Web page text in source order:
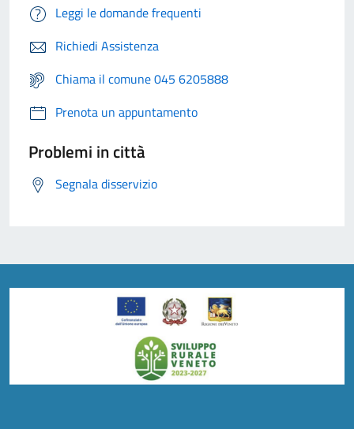
Leggi le domande frequenti
Richiedi Assistenza
Chiama il comune 045 6205888
Prenota un appuntamento
Problemi in città
Segnala disservizio